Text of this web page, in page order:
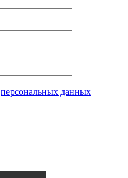
персональных данных